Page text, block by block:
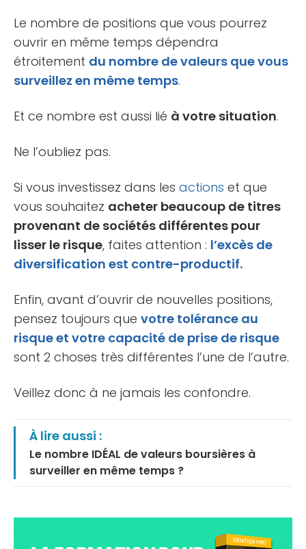
Le nombre de positions que vous pourrez
ouvrir en même temps dépendra
étroitement du nombre de valeurs que vous
surveillez en même temps.
Et ce nombre est aussi lié à votre situation.
Ne l’oubliez pas.
Si vous investissez dans les actions et que
vous souhaitez acheter beaucoup de titres
provenant de sociétés différentes pour
lisser le risque, faites attention : l’excès de
diversification est contre-productif.
Enfin, avant d’ouvrir de nouvelles positions,
pensez toujours que votre tolérance au
risque et votre capacité de prise de risque
sont 2 choses très différentes l’une de l’autre.
Veillez donc à ne jamais les confondre.
À lire aussi :
Le nombre IDÉAL de valeurs boursières à
surveiller en même temps ?